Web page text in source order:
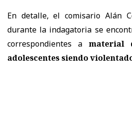
En detalle, el comisario Alán
durante la indagatoria se
correspondientes a material
adolescentes siendo